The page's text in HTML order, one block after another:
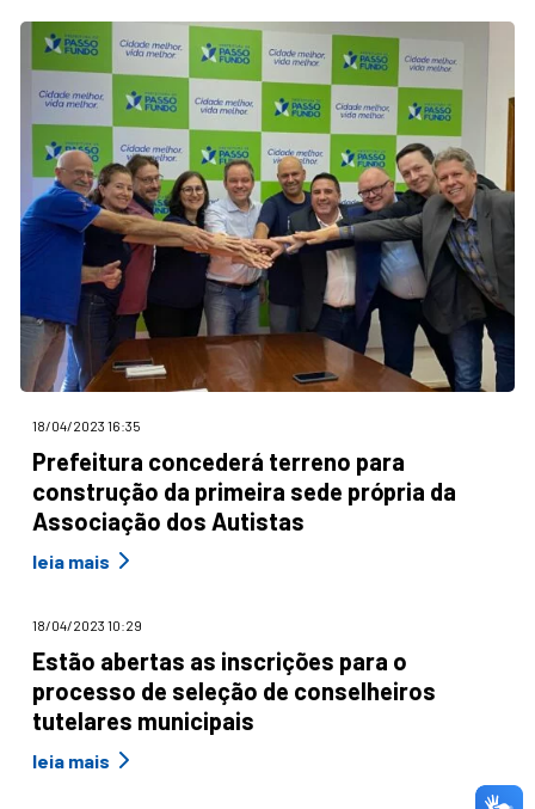
18/04/2023 16:35
Prefeitura concederá terreno para
construção da primeira sede própria da
Associação dos Autistas
leia mais
18/04/2023 10:29
Estão abertas as inscrições para o
processo de seleção de conselheiros
tutelares municipais
leia mais